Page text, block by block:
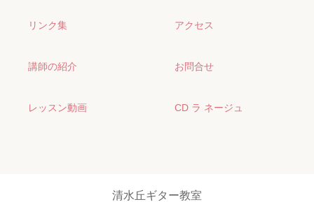
リンク集 アクセス
講師の紹介 お問合せ
レッスン動画 CD ラ ネージュ
清水丘ギター教室